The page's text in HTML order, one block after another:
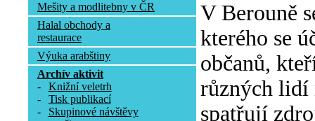
Mešity a modlitebny v ČR
Halal obchody a
restaurace
Výuka arabštiny
Archív aktivit
-
Knižní veletrh
-
Tisk publikací
-
Skupinové návštěvy
V Berouně
kterého se
občanů,
různých lidí
spatřují